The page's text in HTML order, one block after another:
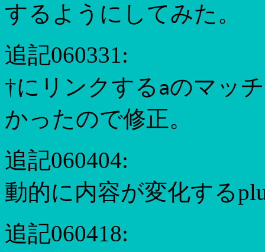
するようにしてみた。
追記060331:
†にリンクする aのマッ
かったので修正。
追記060404:
動的に内容が変化する
追記060418: